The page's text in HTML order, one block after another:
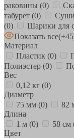
раковины (0)
табурет (0)
(0)
Шарики для
Показать все
Материал
Пластик (0)
Полиэстер (0)
Вес
0,12 кг (0)
Диаметр
75 мм (0) 82
Длина
1 м (0) 58 см
Цвет